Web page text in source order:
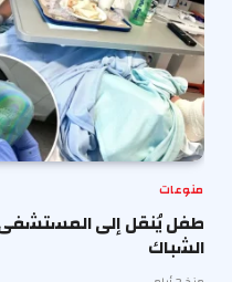
منوعات
طفل يُنقل إلى
الشباك